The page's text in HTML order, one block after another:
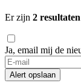
Er zijn 2 resultaten
Ja, email mij de
Alert opslaan